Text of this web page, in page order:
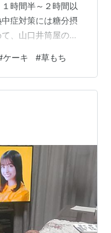
時間半～２時間以
症対策には糖分摂
、山口井筒屋の裏
味が感じられるぜ
、ケーキなどの洋
老舗菓舗～♫
ケーキ #草もち